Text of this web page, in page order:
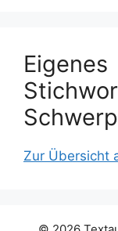
Eigenes
Zur Übersicht